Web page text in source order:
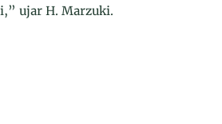
ujar H. Marzuki.